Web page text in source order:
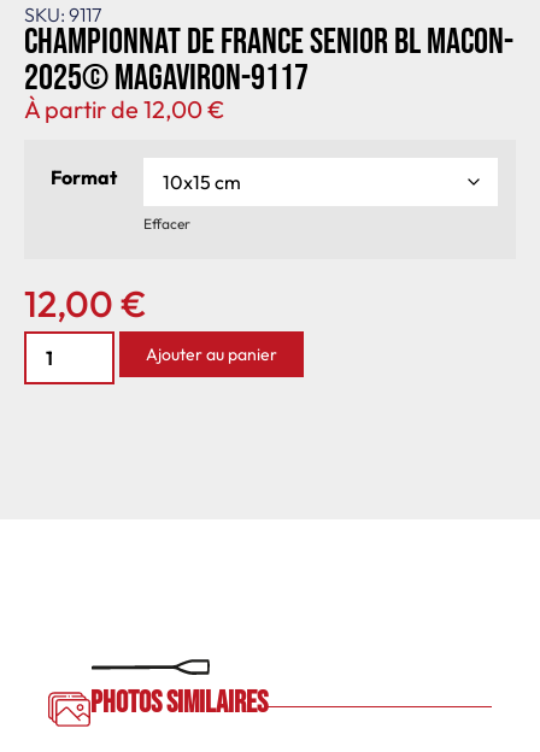
SKU: 9117
Championnat de France senior BL Macon-
2025© MagAviron-9117
À partir de 12,00€
Format
Effacer
12,00€
Ajouter au panier
Photos similaires